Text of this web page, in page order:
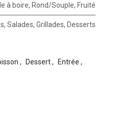
à boire, Rond/Souple, Fruité
, Salades, Grillades, Desserts
, Dessert, Entrée ,